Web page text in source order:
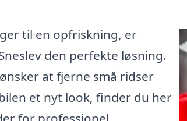
til en opfriskning, er
den perfekte løsning.
at fjerne små ridser
et nyt look, finder du her